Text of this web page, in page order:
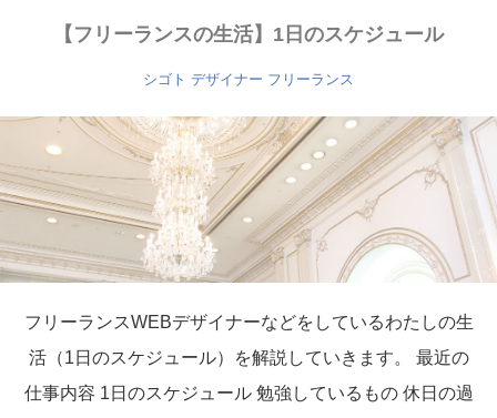
【フリーランスの生活】1日のスケジュール
シゴト デザイナー フリーランス
フリーランスWEBデザイナーなどをしているわたしの生
活（1日のスケジュール）を解説していきます。 最近の
仕事内容 1日のスケジュール 勉強しているもの 休日の過